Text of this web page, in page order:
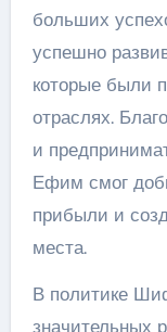
больших
успешно
которые были
отраслях.
и
Ефим смог
прибыли и
места.
В политике
значительных